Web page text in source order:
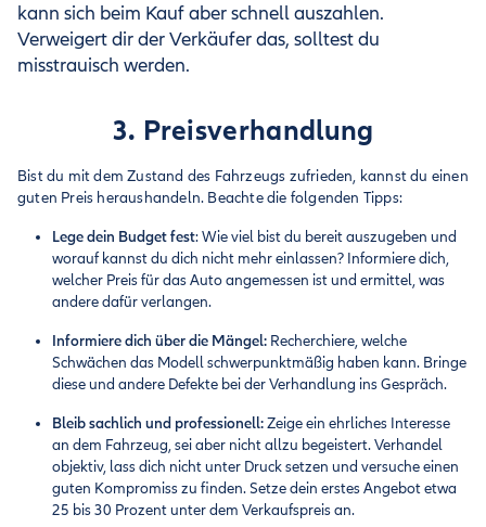
kann sich beim Kauf aber schnell auszahlen.
Verweigert dir der Verkäufer das, solltest du
misstrauisch werden.
3. Preisverhandlung
Bist du mit dem Zustand des Fahrzeugs zufrieden, kannst du einen
guten Preis heraushandeln. Beachte die folgenden Tipps:
Lege dein Budget fest: Wie viel bist du bereit auszugeben und
worauf kannst du dich nicht mehr einlassen? Informiere dich,
welcher Preis für das Auto angemessen ist und ermittel, was
andere dafür verlangen.
Informiere dich über die Mängel: Recherchiere, welche
Schwächen das Modell schwerpunktmäßig haben kann. Bringe
diese und andere Defekte bei der Verhandlung ins Gespräch.
Bleib sachlich und professionell:Zeige ein ehrliches Interesse
an dem Fahrzeug, sei aber nicht allzu begeistert. Verhandel
objektiv, lass dich nicht unter Druck setzen und versuche einen
guten Kompromiss zu finden. Setze dein erstes Angebot etwa
25 bis 30 Prozent unter dem Verkaufspreis an.